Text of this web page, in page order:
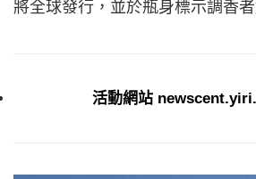
將全球發行，並於瓶身標示調香者
活動網站